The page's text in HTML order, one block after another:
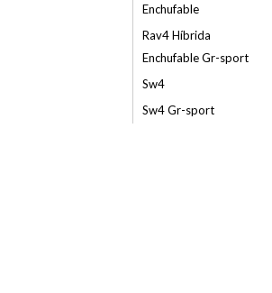
Enchufable
Rav4 Híbrida
Enchufable Gr-sport
Sw4
Sw4 Gr-sport